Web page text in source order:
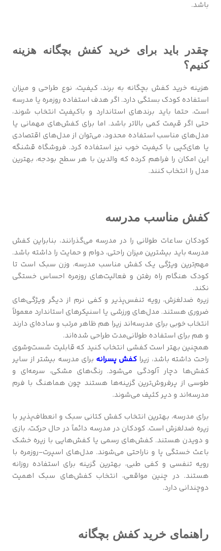
باشد.
چقدر باید برای خرید کفش بچگانه هزینه
کنیم؟
هزینه خرید کفش بچگانه به برند، کیفیت، نوع طراحی و میزان
استفاده کودک بستگی دارد. اگر هدف استفاده روزمره یا مدرسه
است، حتما باید برندهای استاندارد و باکیفیت انتخاب شوند،
حتی اگر قیمت کمی بالاتر باشد. اما برای کفش‌های مهمانی یا
مدل‌های مناسب استفاده محدود، می‌توان از مدل‌های اقتصادی
یا های‌کپی با کیفیت خوب نیز استفاده کرد. فروشگاه قشنگه
این امکان را فراهم کرده که والدین با هر سطح بودجه، بهترین
مدل را انتخاب کنند.
کفش مناسب مدرسه
کودکان ساعات طولانی را در مدرسه می‌گذرانند، بنابراین کفش
مدرسه باید بیشترین میزان راحتی، دوام و حمایت را داشته باشد.
مهم‌ترین ویژگی یک کفش مناسب مدرسه، وزن سبک است تا
کودک هنگام راه رفتن و فعالیت‌های روزمره احساس خستگی
نکند.
زیره ضدلغزش، رویه تنفس‌پذیر و کفی نرم از دیگر ویژگی‌های
ضروری هستند. مدل‌های ورزشی یا اسنیکرهای استاندارد معمولاً
انتخاب خوبی برای مدرسه‌اند زیرا هم ظاهر مرتب و ساده‌ای دارند
و هم برای استفاده طولانی‌مدت طراحی شده‌اند.
همچنین بهتر است کفشی انتخاب کنید که قابلیت شست‌وشوی
راحت داشته باشد، زیرا کفش پسرانه برای مدرسه بیشتر از سایر
کفش‌ها دچار آلودگی می‌شود. رنگ‌های مشکی، سرمه‌ای و
طوسی از پرفروش‌ترین گزینه‌ها هستند چون هماهنگ با فرم
مدرسه‌اند و دیر کثیف می‌شوند.
برای مدرسه، بهترین انتخاب کفش کتانی سبک و انعطاف‌پذیر با
زیره ضدلغزش است. کودکان در مدرسه دائماً در حال حرکت، بازی
و دویدن هستند. کفش‌های رسمی یا کفش‌هایی با زیره خشک
باعث خستگی پا و ناراحتی می‌شوند. مدل‌های اسپرت-روزمره با
رویه تنفسی و کفی طبی، بهترین گزینه برای استفاده روزانه
هستند. در چنین مواقعی، انتخاب کفش‌های سبک اهمیت
دوچندانی دارد.
راهنمای خرید کفش بچگانه